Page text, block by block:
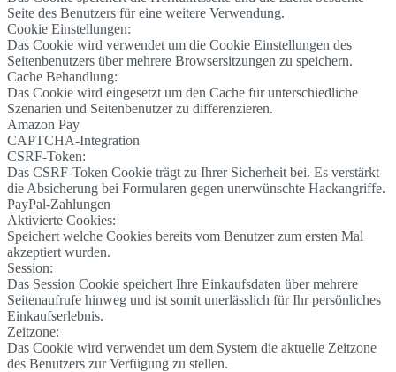
Seite des Benutzers für eine weitere Verwendung.
Cookie Einstellungen:
Das Cookie wird verwendet um die Cookie Einstellungen des
Seitenbenutzers über mehrere Browsersitzungen zu speichern.
Cache Behandlung:
Das Cookie wird eingesetzt um den Cache für unterschiedliche
Szenarien und Seitenbenutzer zu differenzieren.
Amazon Pay
CAPTCHA-Integration
CSRF-Token:
Das CSRF-Token Cookie trägt zu Ihrer Sicherheit bei. Es verstärkt
die Absicherung bei Formularen gegen unerwünschte Hackangriffe.
PayPal-Zahlungen
Aktivierte Cookies:
Speichert welche Cookies bereits vom Benutzer zum ersten Mal
akzeptiert wurden.
Session:
Das Session Cookie speichert Ihre Einkaufsdaten über mehrere
Seitenaufrufe hinweg und ist somit unerlässlich für Ihr persönliches
Einkaufserlebnis.
Zeitzone:
Das Cookie wird verwendet um dem System die aktuelle Zeitzone
des Benutzers zur Verfügung zu stellen.